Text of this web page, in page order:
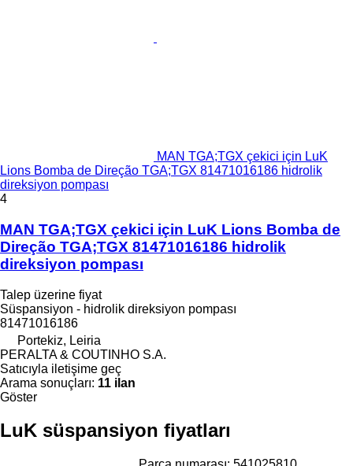
MAN TGA;TGX çekici için LuK
Lions Bomba de Direção TGA;TGX 81471016186 hidrolik
direksiyon pompası
4
MAN TGA;TGX çekici için LuK Lions Bomba de
Direção TGA;TGX 81471016186 hidrolik
direksiyon pompası
Talep üzerine fiyat
Süspansiyon - hidrolik direksiyon pompası
81471016186
Portekiz, Leiria
PERALTA & COUTINHO S.A.
Satıcıyla iletişime geç
Arama sonuçları: 11 ilan
Göster
LuK süspansiyon fiyatları